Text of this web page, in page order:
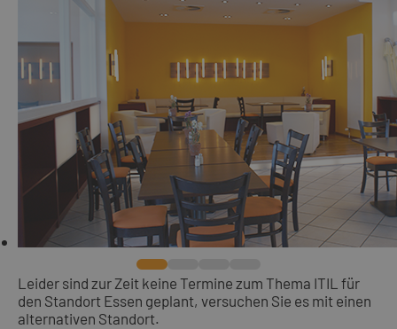
Leider sind zur Zeit keine Termine zum Thema ITIL für
den Standort Essen geplant, versuchen Sie es mit einen
alternativen Standort.